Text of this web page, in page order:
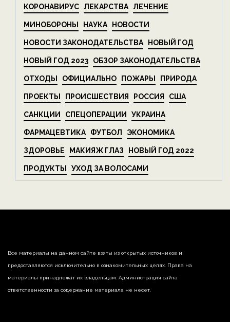
КОРОНАВИРУС ЛЕКАРСТВА ЛЕЧЕНИЕ
МИНОБОРОНЫ НАУКА НОВОСТИ
НОВОСТИ ЗАКОНОДАТЕЛЬСТВА НОВЫЙ ГОД
НОВЫЙ ГОД 2023 ОБЗОР ЗАКОНОДАТЕЛЬСТВА
ОТХОДЫ ОФИЦИАЛЬНО ПОЖАРЫ ПРИРОДА
ПРОЕКТЫ ПРОИСШЕСТВИЯ РОССИЯ США
САНКЦИИ СПЕЦОПЕРАЦИИ УКРАИНА
ФАРМАЦЕВТИКА ФУТБОЛ ЭКОНОМИКА
ЗДОРОВЬЕ МАКИЯЖ ГЛАЗ НОВЫЙ ГОД 2022
ПРОДУКТЫ УХОД ЗА ВОЛОСАМИ
Все материалы на данном сайте взяты из открытых источников и
предоставляются исключительно в ознакомительных целях. Права на
материалы принадлежат их владельцам. Администрация сайта
ответственности за содержание материала не несет.